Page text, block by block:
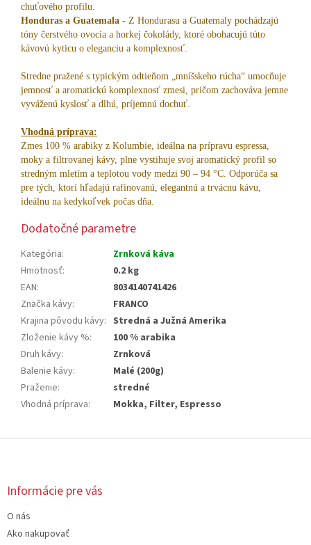
chuťového profilu.
Honduras a Guatemala - Z Hondurasu a Guatemaly pochádzajú
tóny čerstvého ovocia a horkej čokolády, ktoré obohacujú túto
kávovú kyticu o eleganciu a komplexnosť.
Stredne pražené s typickým odtieňom „mníšskeho rúcha“ umocňuje
jemnosť a aromatickú komplexnosť zmesi, pričom zachováva jemne
vyváženú kyslosť a dlhú, príjemnú dochuť.
Vhodná príprava:
Zmes 100 % arabiky z Kolumbie, ideálna na prípravu espressa,
moky a filtrovanej kávy, plne vystihuje svoj aromatický profil so
stredným mletím a teplotou vody medzi 90 – 94 °C. Odporúča sa
pre tých, ktorí hľadajú rafinovanú, elegantnú a trvácnu kávu,
ideálnu na kedykoľvek počas dňa.
Dodatočné parametre
Kategória:
Zrnková káva
Hmotnosť:
0.2 kg
EAN:
8034140741426
Značka kávy:
FRANCO
Krajina pôvodu kávy: Stredná a Južná Amerika
Zloženie kávy %:
100 % arabika
Druh kávy:
Zrnková
Balenie kávy:
Malé (200g)
Praženie:
stredné
Vhodná príprava: Mokka, Filter, Espresso
Z
Informácie pre vás
O nás
Ako nakupovať